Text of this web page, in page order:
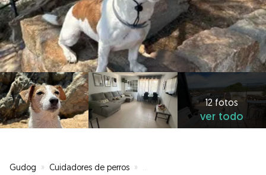
12 fotos
ver todo
Gudog » Cuidadores de perros »